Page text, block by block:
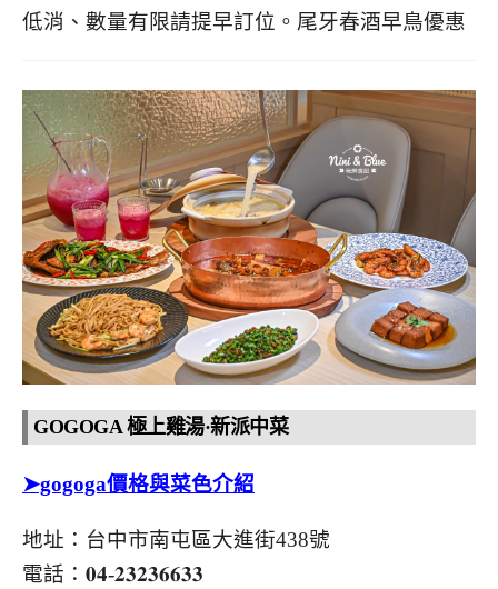
低消、數量有限請提早訂位。尾牙春酒早鳥優惠
GOGOGA 極上雞湯·新派中菜
➤gogoga價格與菜色介紹
地址：台中市南屯區大進街438號
電話：𝟎𝟒-𝟐𝟑𝟐𝟑𝟔𝟔𝟑𝟑